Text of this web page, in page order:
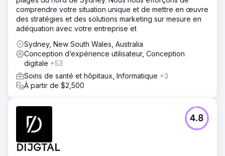
comprendre votre situation unique et de mettre en œuvre
des stratégies et des solutions marketing sur mesure en
adéquation avec votre entreprise et
Sydney, New South Wales, Australia
Conception d’expérience utilisateur, Conception
digitale +53
Soins de santé et hôpitaux, Informatique +3
À partir de $2,500
DIJGTAL
4.8